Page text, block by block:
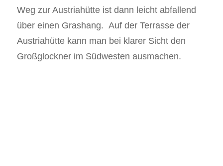
Weg zur Austriahütte ist dann leicht abfallend
über einen Grashang. Auf der Terrasse der
Austriahütte kann man bei klarer Sicht den
Großglockner im Südwesten ausmachen.